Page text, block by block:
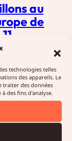
technologies telles
des appareils. Le
traiter des données
des fins d'analyse.
au
de
2017
Diffusions
a participé aux
Labo Europe
11 décembre
deux
on Air » et
»